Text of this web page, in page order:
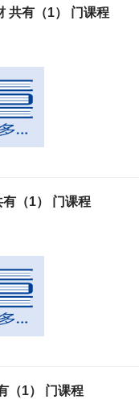
共有（1） 门课程
有（1） 门课程
（1） 门课程